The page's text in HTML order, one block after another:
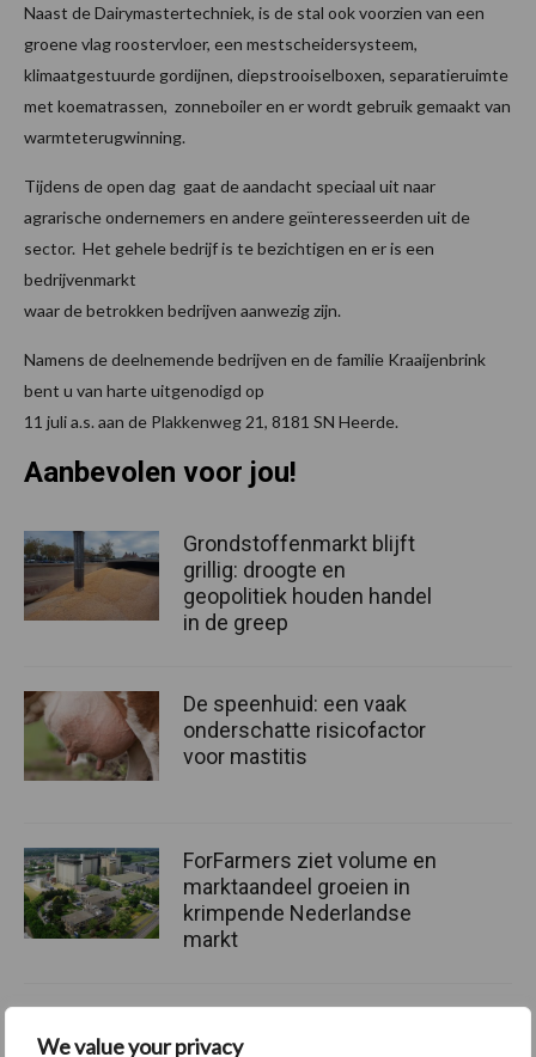
We value your privacy
Naast de Dairymastertechniek, is de stal ook voorzien van een
groene vlag roostervloer, een mestscheidersysteem,
klimaatgestuurde gordijnen, diepstrooiselboxen, separatieruimte
met koematrassen, zonneboiler en er wordt gebruik gemaakt van
warmteterugwinning.
Tijdens de open dag gaat de aandacht speciaal uit naar
agrarische ondernemers en andere geïnteresseerden uit de
sector. Het gehele bedrijf is te bezichtigen en er is een
bedrijvenmarkt
waar de betrokken bedrijven aanwezig zijn.
Namens de deelnemende bedrijven en de familie Kraaijenbrink
bent u van harte uitgenodigd op
11 juli a.s. aan de Plakkenweg 21, 8181 SN Heerde.
Aanbevolen voor jou!
Grondstoffenmarkt blijft
grillig: droogte en
geopolitiek houden handel
in de greep
De speenhuid: een vaak
onderschatte risicofactor
voor mastitis
ForFarmers ziet volume en
marktaandeel groeien in
krimpende Nederlandse
markt
Themapagina's